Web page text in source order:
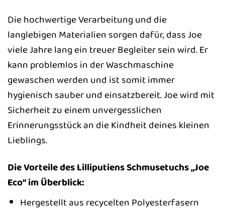
Die hochwertige Verarbeitung und die
langlebigen Materialien sorgen dafür, dass Joe
viele Jahre lang ein treuer Begleiter sein wird. Er
kann problemlos in der Waschmaschine
gewaschen werden und ist somit immer
hygienisch sauber und einsatzbereit. Joe wird mit
Sicherheit zu einem unvergesslichen
Erinnerungsstück an die Kindheit deines kleinen
Lieblings.
Die Vorteile des Lilliputiens Schmusetuchs „Joe
Eco“ im Überblick:
Hergestellt aus recycelten Polyesterfasern